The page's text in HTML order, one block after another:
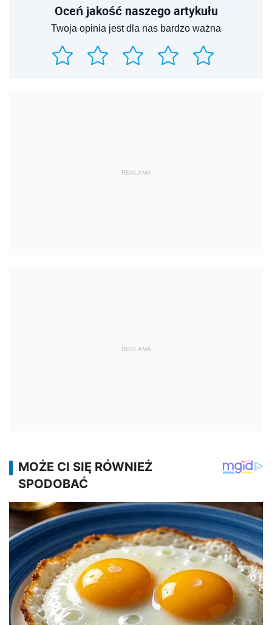
Oceń jakość naszego artykułu
Twoja opinia jest dla nas bardzo ważna
REKLAMA
REKLAMA